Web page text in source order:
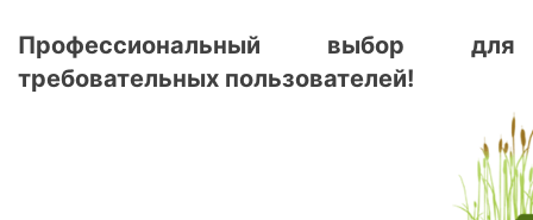
Профессиональный выбор для
требовательных пользователей!